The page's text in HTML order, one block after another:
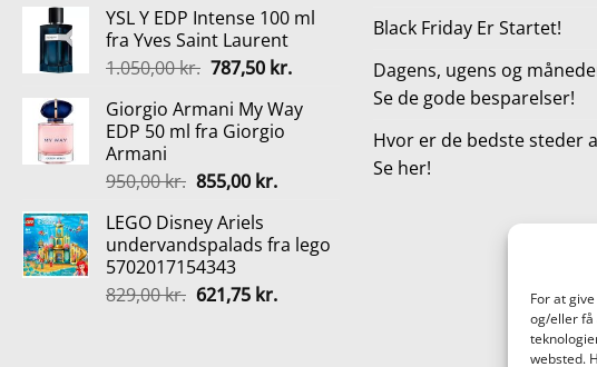
For at
og/eller få
websted.
pris
var:
449,95 kr..
pris
er:
349,00 kr..
YSL Y EDP Intense 100 ml
fra Yves Saint Laurent
1.050,00kr. Den
pris
var:
787,50 kr.Den
pris
787,50 kr..
Giorgio Armani My Way
EDP 50 ml fra Giorgio
Armani
950,00kr. Den
pris
var:
950,00 kr..
855,00 kr.Den
er:
LEGO Disney Ariels
undervandspalads fra lego
5702017154343
829,00kr. Den
621,75 kr.Den
Black Friday Er Startet!
Dagens, ugens og
Se de gode besparelser!
Hvor er de bedste steder
Se her!